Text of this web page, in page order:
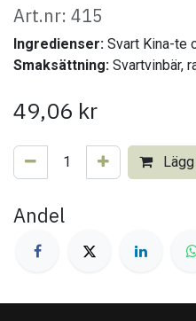
Art.nr: 415
Ingredienser: Svart Kina-te
Smaksättning: Svartvinbär,
49,06 kr
Andel